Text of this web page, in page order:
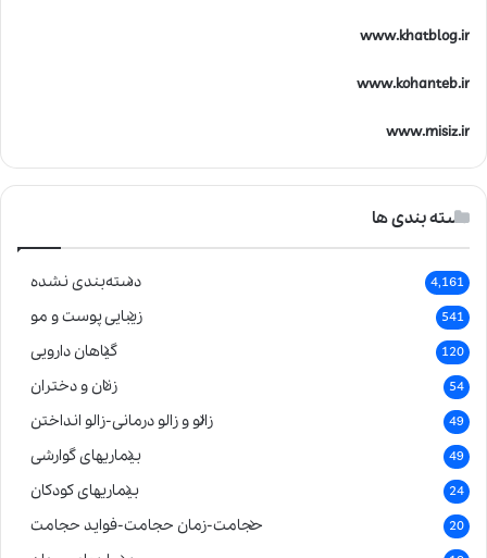
www.khatblog.ir
www.kohanteb.ir
www.misiz.ir
دسته بندی ها
دسته‌بندی نشده 4,161
زیبایی پوست و مو 541
گیاهان دارویی 120
زنان و دختران 54
زالو و زالو درمانی-زالو انداختن 49
بیماریهای گوارشی 49
بیماریهای کودکان 24
حجامت-زمان حجامت-فواید حجامت 20